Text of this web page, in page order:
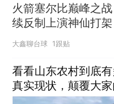
火箭塞尔比巅峰之
续反制上演神仙打架
力爆杆铸就经典
大鑫聊台球 1跟贴
看看山东农村到底
真实现状，颠覆大